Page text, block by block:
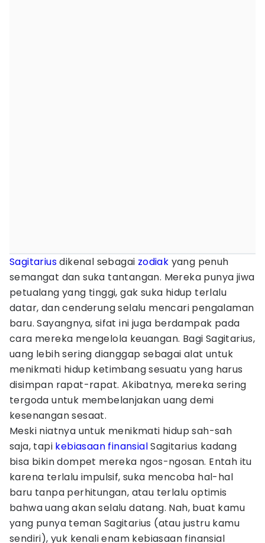
Sagitariusdikenal sebagai zodiak yang penuh
semangat dan suka tantangan. Mereka punya jiwa
petualang yang tinggi, gak suka hidup terlalu
datar, dan cenderung selalu mencari pengalaman
baru. Sayangnya, sifat ini juga berdampak pada
cara mereka mengelola keuangan. Bagi Sagitarius,
uang lebih sering dianggap sebagai alat untuk
menikmati hidup ketimbang sesuatu yang harus
disimpan rapat-rapat. Akibatnya, mereka sering
tergoda untuk membelanjakan uang demi
kesenangan sesaat.
Meski niatnya untuk menikmati hidup sah-sah
saja, tapi kebiasaan finansialSagitarius kadang
bisa bikin dompet mereka ngos-ngosan. Entah itu
karena terlalu impulsif, suka mencoba hal-hal
baru tanpa perhitungan, atau terlalu optimis
bahwa uang akan selalu datang. Nah, buat kamu
yang punya teman Sagitarius (atau justru kamu
sendiri), yuk kenali enam kebiasaan finansial